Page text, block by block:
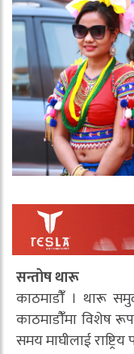
सन्तोष थारू
काठमाडौंँ । थारू
काठमाडौंँमा विशेष
समय माघीलाई